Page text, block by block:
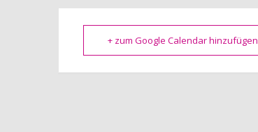
+ zum Google Calendar hinzufügen